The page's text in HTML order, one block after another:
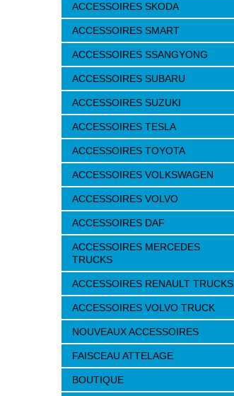
ACCESSOIRES SKODA
ACCESSOIRES SMART
ACCESSOIRES SSANGYONG
ACCESSOIRES SUBARU
ACCESSOIRES SUZUKI
ACCESSOIRES TESLA
ACCESSOIRES TOYOTA
ACCESSOIRES VOLKSWAGEN
ACCESSOIRES VOLVO
ACCESSOIRES DAF
ACCESSOIRES MERCEDES
TRUCKS
ACCESSOIRES RENAULT TRUCKS
ACCESSOIRES VOLVO TRUCK
NOUVEAUX ACCESSOIRES
FAISCEAU ATTELAGE
BOUTIQUE